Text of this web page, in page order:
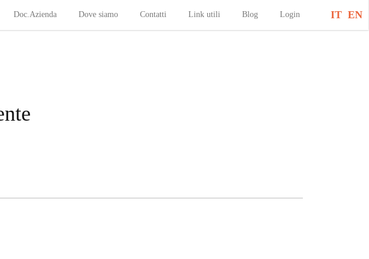
Doc.Azienda Dove siamo Contatti Link utili Blog Login IT EN